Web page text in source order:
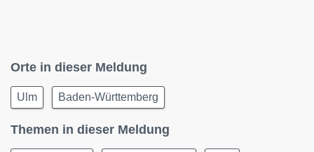
Orte in dieser Meldung
Ulm Baden-Württemberg
Themen in dieser Meldung